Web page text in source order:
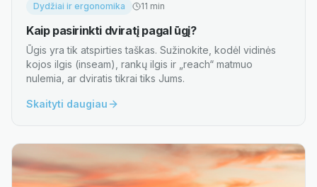
Dydžiai ir ergonomika 11 min
Kaip pasirinkti dviratį pagal ūgį?
Ūgis yra tik atspirties taškas. Sužinokite, kodėl vidinės
kojos ilgis (inseam), rankų ilgis ir „reach“ matmuo
nulemia, ar dviratis tikrai tiks Jums.
Skaityti daugiau